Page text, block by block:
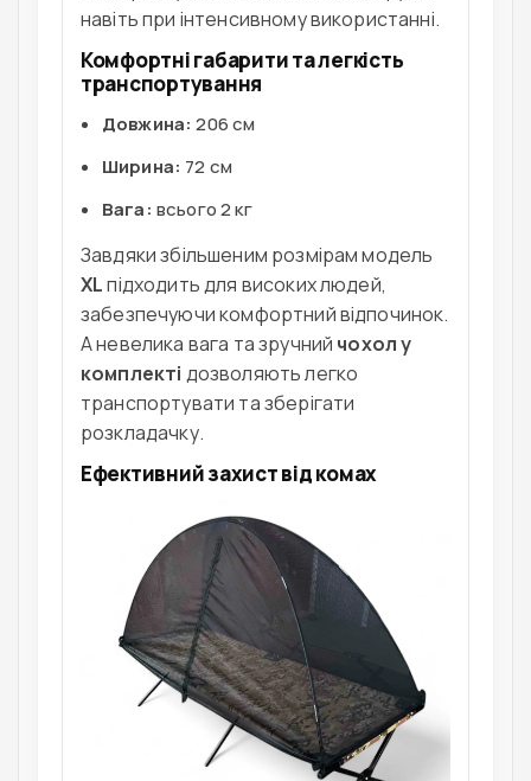
навіть при інтенсивному використанні.
Комфортні габарити та легкість
транспортування
Довжина: 206 см
Ширина: 72 см
Вага: всього 2 кг
Завдяки збільшеним розмірам модель
XLпідходить для високих людей,
забезпечуючи комфортний відпочинок.
А невелика вага та зручний чохол у
комплекті дозволяють легко
транспортувати та зберігати
розкладачку.
Ефективний захист від комах